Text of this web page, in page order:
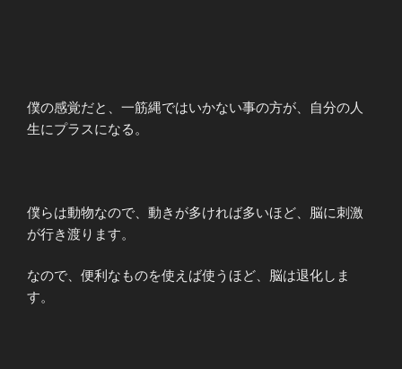
僕の感覚だと、一筋縄ではいかない事の方が、自分の人
生にプラスになる。
僕らは動物なので、動きが多ければ多いほど、脳に刺激
が行き渡ります。
なので、便利なものを使えば使うほど、脳は退化しま
す。